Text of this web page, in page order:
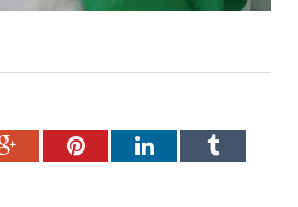
Google+PinterestLinkedInTumblr